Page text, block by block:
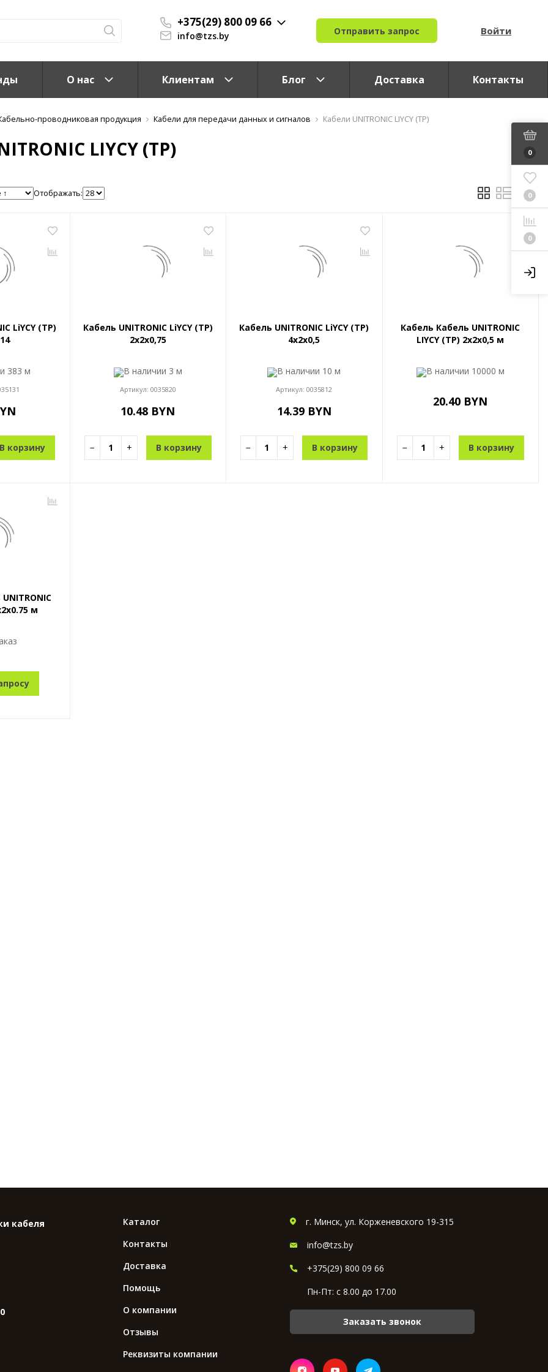
+375(29) 800 09 66
info@tzs.by Отправить запрос Войти
О нас Клиентам Блог Доставка Контакты
0
0
0
проводниковая продукция Кабели для передачи данных и сигналов Кабели UNITRONIC LIYCY (TP)
LIYCY (TP)
Отображать:
LiYCY (TP)
383 м
В корзину
Кабель UNITRONIC LiYCY (TP)
2x2x0,75
В наличии 3 м
Артикул: 0035820
10.48 BYN
− + В корзину
Кабель UNITRONIC LiYCY (TP)
4x2x0,5
В наличии 10 м
Артикул:0035812
14.39 BYN
− + В корзину
Кабель Кабель UNITRONIC
LIYCY (TP) 2x2x0,5 м
В наличии 10000 м
20.40 BYN
− + В корзину
м
кабеля
Каталог
Контакты
Доставка
Помощь
О компании
Отзывы
Реквизиты компании
г. Минск, ул. Корженевского 19-315
info@tzs.by
+375(29) 800 09 66
Пн-Пт: с 8.00 до 17.00
Заказать звонок